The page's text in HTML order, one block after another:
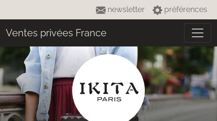
newsletter préférences
Ventes privées France